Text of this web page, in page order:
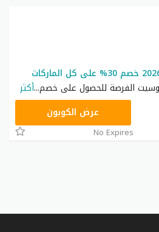
الفرصة للحصول على خصم...أكثر
عرض الكوبون
No Expires